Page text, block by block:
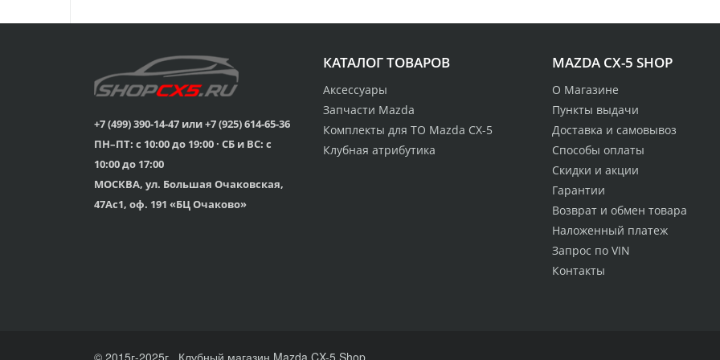
MAZDA CX-5 SHOP
О Магазине
Пункты выдачи
Доставка и самовывоз
Способы оплаты
Скидки и акции
Гарантии
Возврат и обмен товара
Наложенный платеж
Запрос по VIN
Контакты
КАТАЛОГ ТОВАРОВ
Аксессуары
Запчасти Mazda
Комплекты для ТО Mazda CX-5
Клубная атрибутика
+7 (499) 390-14-47 или +7 (925) 614-65-36
ПН–ПТ: с 10:00 до 19:00 · СБ и ВС: с
10:00 до 17:00
МОСКВА, ул. Большая Очаковская,
47Ас1, оф. 191 «БЦ Очаково»